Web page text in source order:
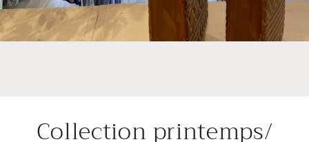
Collection printemps/